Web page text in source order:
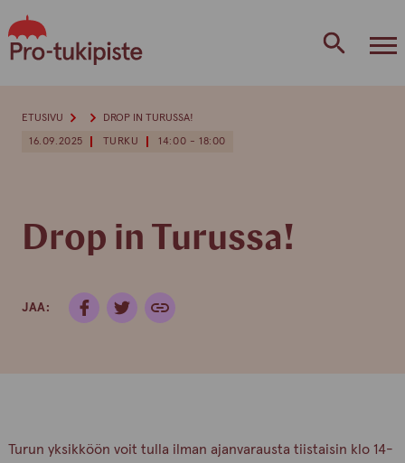
to
content
16.09.2025 TURKU 14:00 - 18:00
Drop in Turussa!
JAA:
ETUSIVU DROP IN TURUSSA!
Turun yksikköön voit tulla ilman ajanvarausta tiistaisin klo 14-